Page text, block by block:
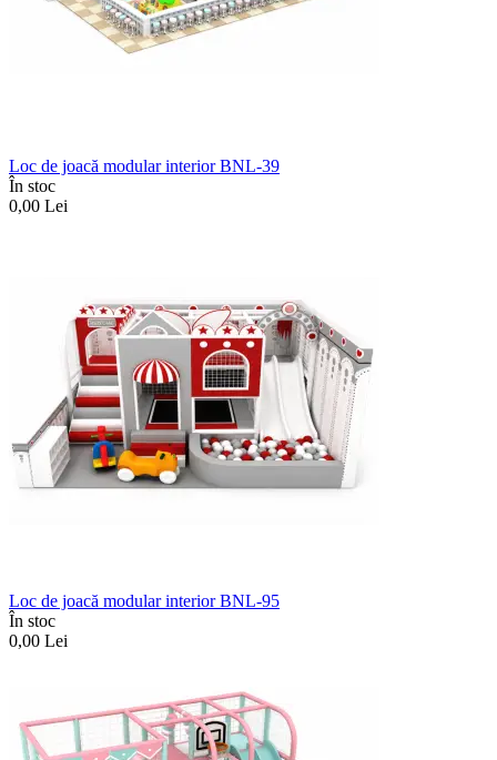
Loc de joacă modular interior BNL-39
În stoc
0,00 Lei
Loc de joacă modular interior BNL-95
În stoc
0,00 Lei